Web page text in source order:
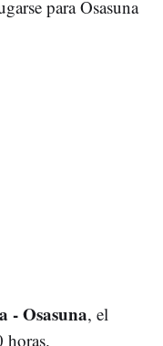
para Osasuna
- Osasuna, el
horas.